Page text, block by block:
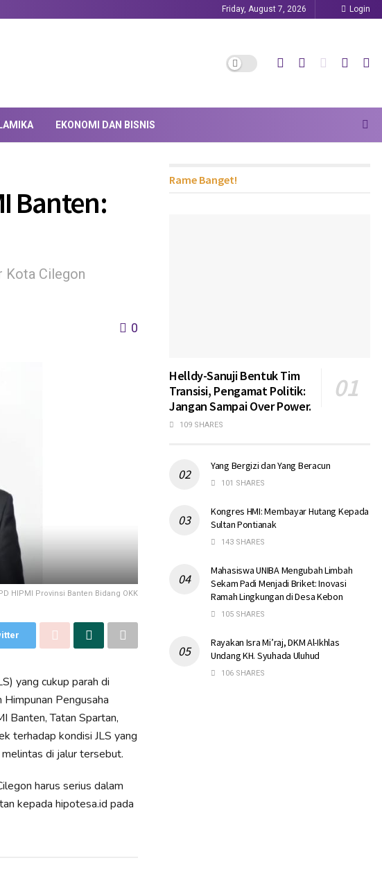
Friday, August 7, 2026 Login
EKONOMI DAN BISNIS
Banten:
Kota Cilegon
0
HIPMI Provinsi Banten Bidang OKK
yang cukup parah di
Pengusaha
Banten, Tatan Spartan,
terhadap kondisi JLS yang
melintas di jalur tersebut.
harus serius dalam
kepada hipotesa.id pada
Rame Banget!
Helldy-Sanuji Bentuk Tim
Transisi, Pengamat Politik:
Jangan Sampai Over Power.
109 SHARES
Yang Bergizi dan Yang Beracun
101 SHARES
Kongres HMI: Membayar Hutang Kepada
Sultan Pontianak
143 SHARES
Mahasiswa UNIBA Mengubah Limbah
Sekam Padi Menjadi Briket: Inovasi
Ramah Lingkungan di Desa Kebon
105 SHARES
Rayakan Isra Mi’raj, DKM Al-Ikhlas
Undang KH. Syuhada Uluhud
106 SHARES